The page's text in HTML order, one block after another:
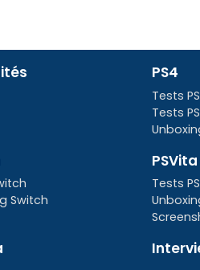
et utiliser WebDav sur
PS4
Tests
Tests
Switch
PSVita
Tests